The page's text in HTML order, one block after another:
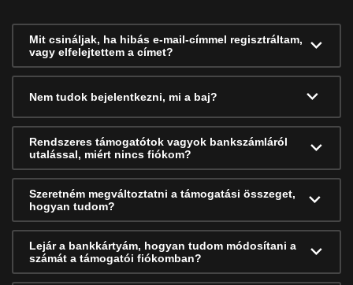
Mit csináljak, ha hibás e-mail-címmel regisztráltam,
vagy elfelejtettem a címet?
Nem tudok bejelentkezni, mi a baj?
Rendszeres támogatótok vagyok bankszámláról
utalással, miért nincs fiókom?
Szeretném megváltoztatni a támogatási összeget,
hogyan tudom?
Lejár a bankkártyám, hogyan tudom módosítani a
számát a támogatói fiókomban?